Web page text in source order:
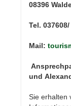
08396
Tel.
Mail:
und
Sie erhalten